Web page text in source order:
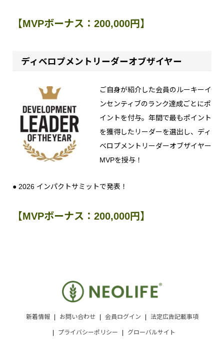
【MVPボーナス：200,000円】
ディベロプメントリーダーオブザイヤー
ご自身が紹介した会員のルーキーイ
ンセンティブのランク達成ごとにポ
イントを付与。年間で最もポイント
を獲得したリーダーを選出し、ディ
ベロプメントリーダーオブザイヤー
MVPを授与！
● 2026 インパクトサミットで発表！
【MVPボーナス：200,000円】
新着情報 お問い合わせ 会員ログイン 法定広告記載事項
プライバシーポリシー グローバルサイト